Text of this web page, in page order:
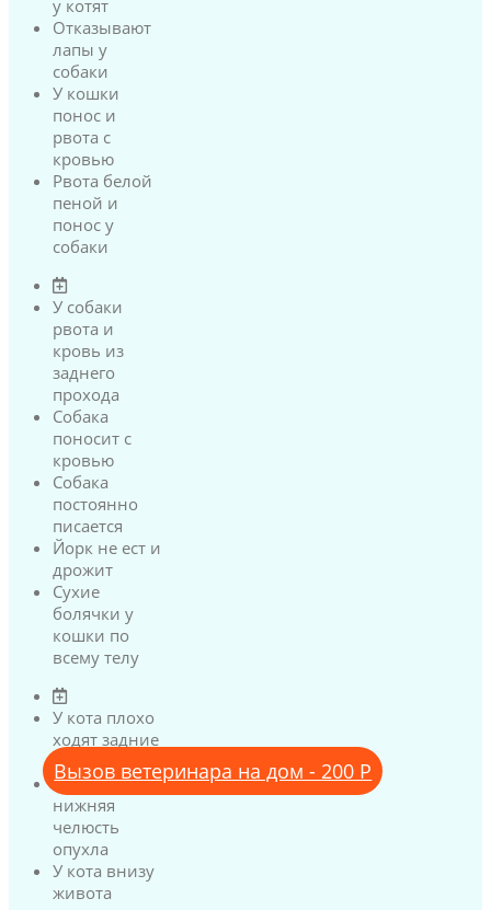
Вызов ветеринара на дом - 200 Р
у котят
Отказывают
лапы у
собаки
У кошки
понос и
рвота с
кровью
Рвота белой
пеной и
понос у
собаки
У собаки
рвота и
кровь из
заднего
прохода
Собака
поносит с
кровью
Собака
постоянно
писается
Йорк не ест и
дрожит
Сухие
болячки у
кошки по
всему телу
У кота плохо
ходят задние
лапы
У кота
нижняя
челюсть
опухла
У кота внизу
живота